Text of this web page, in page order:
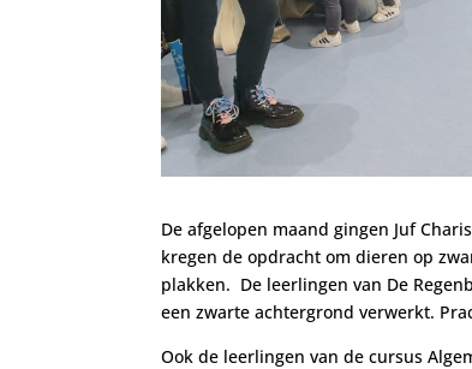
De afgelopen maand gingen Juf
kregen de opdracht om dieren op
plakken. De leerlingen van De
een zwarte achtergrond verwerkt.
Ook de leerlingen van de cursus